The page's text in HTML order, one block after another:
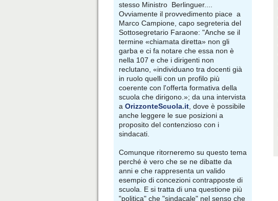
stesso Ministro Berlinguer....
Ovviamente il provvedimento piace a
Marco Campione, capo segreteria del
Sottosegretario Faraone: "Anche se il
termine «chiamata diretta» non gli
garba e ci fa notare che essa non è
nella 107 e che i dirigenti non
reclutano, «individuano tra docenti già
in ruolo quelli con un profilo più
coerente con l'offerta formativa della
scuola che dirigono.»; da una intervista
a OrizzonteScuola.it , dove è possibile
anche leggere le sue posizioni a
proposito del contenzioso con i
sindacati.
Comunque ritorneremo su questo tema
perché è vero che se ne dibatte da
anni e che rappresenta un valido
esempio di concezioni contrapposte di
scuola. E si tratta di una questione più
"politica" che "sindacale" nel senso che